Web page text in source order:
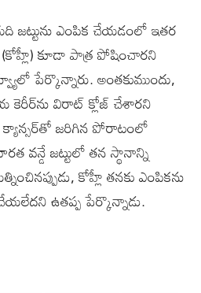
జట్టును ఎంపిక చేయడంలో ఇతర
(కోహ్లీ) కూడా పాత్ర పోషించారని
పేర్కొన్నారు. అంతకుముందు,
విరాట్ క్లోజ్ చేశారని
జరిగిన పోరాటంలో
వన్డే జట్టులో తన స్థానాన్ని
కోహ్లీ తనకు ఎంపికను
ఉతప్ప పేర్కొన్నాడు.